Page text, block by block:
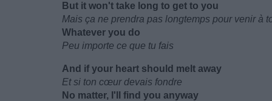
But it won't take long to get to you
Mais ça ne prendra pas longtemps pour venir à
Whatever you do
Peu importe ce que tu fais
And if your heart should melt away
Et si ton cœur devais fondre
No matter, I'll find you anyway